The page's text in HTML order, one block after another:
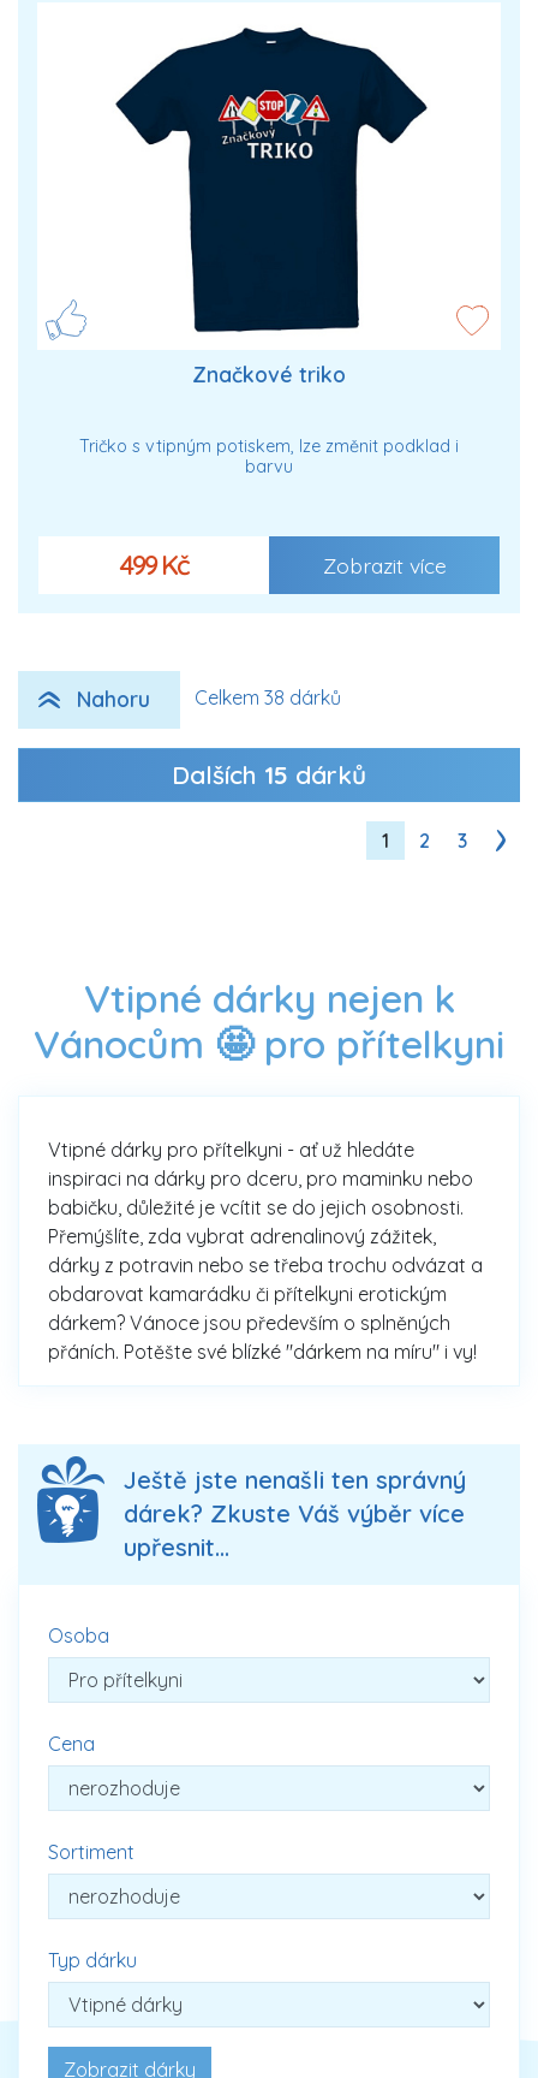
Značkové triko
Tričko s vtipným potiskem, lze změnit podklad i
barvu
499 Kč Zobrazit více
Nahoru Celkem 38 dárků
Dalších 15 dárků
1 2 3
Vtipné dárky nejen k
Vánocům 🤩 pro přítelkyni
Vtipné dárky pro přítelkyni - ať už hledáte
inspiraci na dárky pro dceru, pro maminku nebo
babičku, důležité je vcítit se do jejich osobnosti.
Přemýšlíte, zda vybrat adrenalinový zážitek,
dárky z potravin nebo se třeba trochu odvázat a
obdarovat kamarádku či přítelkyni erotickým
dárkem? Vánoce jsou především o splněných
přáních. Potěšte své blízké "dárkem na míru" i vy!
Ještě jste nenašli ten správný
dárek? Zkuste Váš výběr více
upřesnit...
Osoba
Cena
Sortiment
Typ dárku